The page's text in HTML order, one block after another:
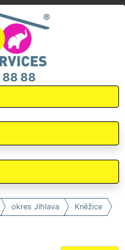
88
okres Jihlava Kněžice